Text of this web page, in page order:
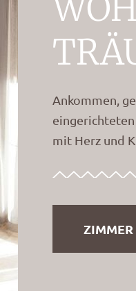
Ankommen,
mit Herz und
ZIMMER